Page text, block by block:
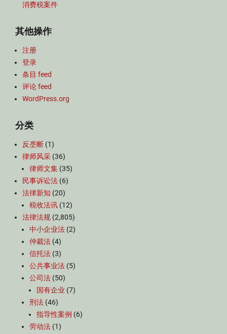
消费税案件
其他操作
注册
登录
条目 feed
评论 feed
WordPress.org
分类
反垄断 (1)
律师风采 (36)
律师文集 (35)
民事诉讼法 (6)
法律新知 (20)
税收法讯 (12)
法律法规 (2,805)
中小企业法 (2)
仲裁法 (4)
信托法 (3)
公共事业法 (5)
公司法 (50)
国有企业 (7)
刑法 (46)
指导性案例 (6)
劳动法 (1)